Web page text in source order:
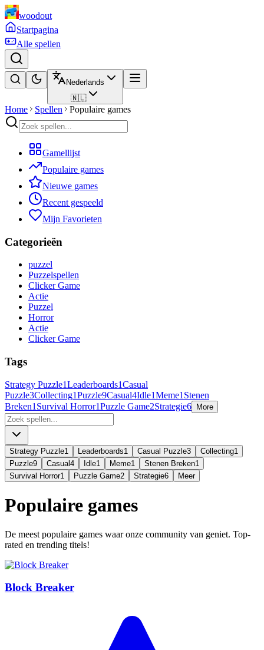
woodout
Startpagina
Alle spellen
Nederlands
🇳🇱
Home Spellen Populaire games
Gamellijst
Populaire games
Nieuwe games
Recent gespeeld
Mijn Favorieten
Categorieën
puzzel
Puzzelspellen
Clicker Game
Actie
Puzzel
Horror
Actie
Clicker Game
Tags
Strategy Puzzle1Leaderboards1Casual
Puzzle3Collecting1Puzzle9Casual4Idle1Meme1 Stenen
Breken1 Survival Horror1Puzzle Game2Strategie6 More
Strategy Puzzle1 Leaderboards1 Casual Puzzle3 Collecting1
Puzzle9 Casual 4 Idle1 Meme1 Stenen Breken1
Survival Horror1 Puzzle Game2 Strategie6 Meer
Populaire games
De meest populaire games waar onze community van geniet. Top-
rated en trending titels!
Block Breaker